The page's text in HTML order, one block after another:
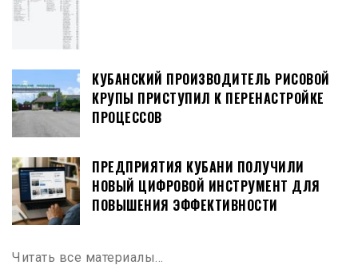
КУБАНСКИЙ ПРОИЗВОДИТЕЛЬ РИСОВОЙ
КРУПЫ ПРИСТУПИЛ К ПЕРЕНАСТРОЙКЕ
ПРОЦЕССОВ
ПРЕДПРИЯТИЯ КУБАНИ ПОЛУЧИЛИ
НОВЫЙ ЦИФРОВОЙ ИНСТРУМЕНТ ДЛЯ
ПОВЫШЕНИЯ ЭФФЕКТИВНОСТИ
Читать все материалы…